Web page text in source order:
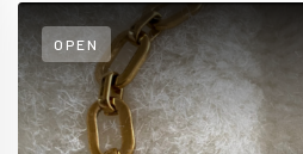
OPEN